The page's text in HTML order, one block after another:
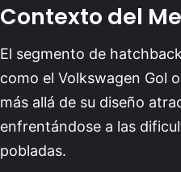
Contexto del
El segmento de
como el Volkswagen Gol
más allá de su diseño
enfrentándose a las
pobladas.